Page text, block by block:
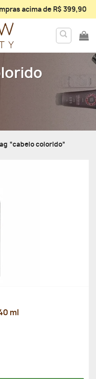
acima de R$ 399,90
“cabelo colorido”
ml